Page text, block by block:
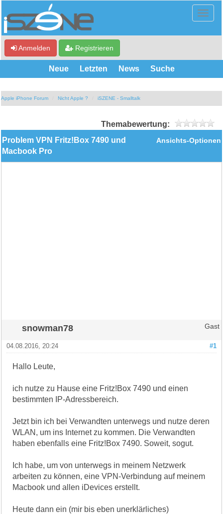
Anmelden Registrieren
Neue Letzten News Suche
Apple iPhone Forum Nicht Apple ? iSZENE - Smalltalk
Themabewertung:
Ansichts-Optionen
Problem VPN Fritz!Box 7490 und
Macbook Pro
snowman78 Gast
#1
04.08.2016, 20:24
Hallo Leute,
ich nutze zu Hause eine Fritz!Box 7490 und einen
bestimmten IP-Adressbereich.
Jetzt bin ich bei Verwandten unterwegs und nutze deren
WLAN, um ins Internet zu kommen. Die Verwandten
haben ebenfalls eine Fritz!Box 7490. Soweit, sogut.
Ich habe, um von unterwegs in meinem Netzwerk
arbeiten zu können, eine VPN-Verbindung auf meinem
Macbook und allen iDevices erstellt.
Heute dann ein (mir bis eben unerklärliches)